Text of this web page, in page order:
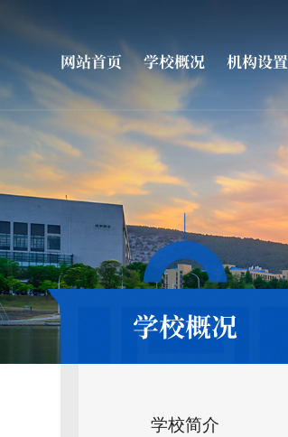
网站首页 学校概况 机构设置
学校概况
学校简介